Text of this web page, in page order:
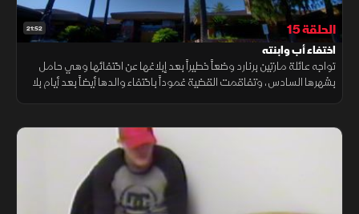
21:52 الحلقة 15
اختفاء أب وابنته
تواجه عائلة مارتين برنارد وضعاً خطيراً بعد إبلاغها عن اختفائها وهي حامل
بشهرها السادس، وتفاقمت القضية غموداً باختفاء والدها أيضاً بعد أيام بلا